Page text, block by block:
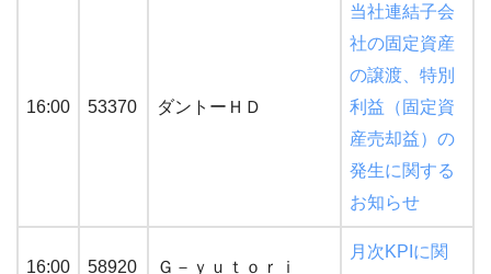
16:00 53370 ダントーＨＤ
当社連結子会
社の固定資産
の譲渡、特別
利益（固定資
産売却益）の
発生に関する
お知らせ
16:00 58920 Ｇ－ｙｕｔｏｒｉ
月次KPIに関